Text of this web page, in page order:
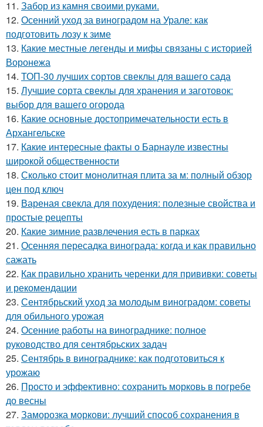
11. Забор из камня своими руками.
12. Осенний уход за виноградом на Урале: как
подготовить лозу к зиме
13. Какие местные легенды и мифы связаны с историей
Воронежа
14. ТОП-30 лучших сортов свеклы для вашего сада
15. Лучшие сорта свеклы для хранения и заготовок:
выбор для вашего огорода
16. Какие основные достопримечательности есть в
Архангельске
17. Какие интересные факты о Барнауле известны
широкой общественности
18. Сколько стоит монолитная плита за м: полный обзор
цен под ключ
19. Вареная свекла для похудения: полезные свойства и
простые рецепты
20. Какие зимние развлечения есть в парках
21. Осенняя пересадка винограда: когда и как правильно
сажать
22. Как правильно хранить черенки для прививки: советы
и рекомендации
23. Сентябрьский уход за молодым виноградом: советы
для обильного урожая
24. Осенние работы на винограднике: полное
руководство для сентябрьских задач
25. Сентябрь в винограднике: как подготовиться к
урожаю
26. Просто и эффективно: сохранить морковь в погребе
до весны
27. Заморозка моркови: лучший способ сохранения в